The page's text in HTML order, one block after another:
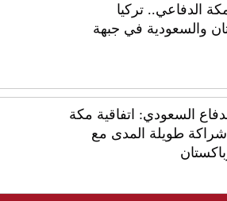
الدفاعي.. تركيا
والسعودية في جبهة
السعودي: اتفاقية مكة
طويلة المدى مع